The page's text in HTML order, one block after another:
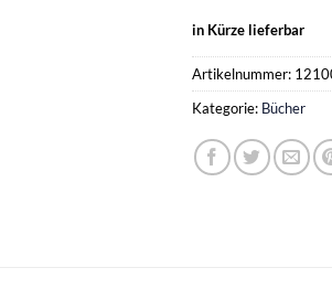
in Kürze lieferbar
Artikelnummer:
Kategorie: Bücher